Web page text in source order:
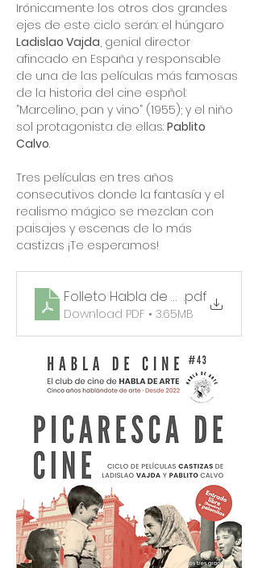
Irónicamente los otros dos grandes
ejes de este ciclo serán: el húngaro
Ladislao Vajda, genial director
afincado en España y responsable
de una de las películas más famosas
de la historia del cine espñol:
”Marcelino, pan y vino” (1955); y el niño
sol protagonista de ellas: Pablito
Calvo.
Tres películas en tres años
consecutivos donde la fantasía y el
realismo mágico se mezclan con
paisajes y escenas de lo más
castizas ¡Te esperamos!
Folleto Habla de Cine #43
.pdf
Download PDF • 3.65MB